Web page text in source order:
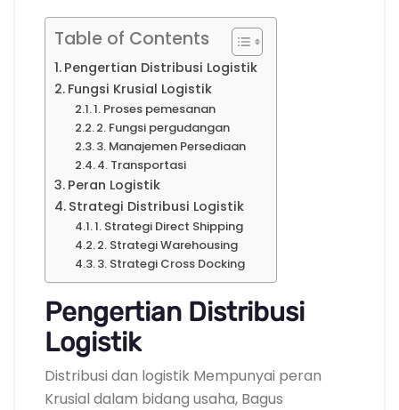
Table of Contents
Pengertian Distribusi Logistik
Fungsi Krusial Logistik
1. Proses pemesanan
2. Fungsi pergudangan
3. Manajemen Persediaan
4. Transportasi
Peran Logistik
Strategi Distribusi Logistik
1. Strategi Direct Shipping
2. Strategi Warehousing
3. Strategi Cross Docking
Pengertian Distribusi
Logistik
Distribusi dan logistik Mempunyai peran
Krusial dalam bidang usaha, Bagus